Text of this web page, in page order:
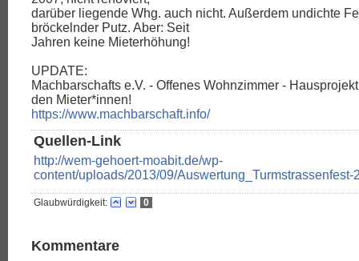
darüber liegende Whg. auch nicht. Außerdem undichte
bröckelnder Putz. Aber: Seit
Jahren keine Mieterhöhung!
UPDATE:
Machbarschafts e.V. - Offenes Wohnzimmer -
den Mieter*innen!
https://www.machbarschaft.info/
Quellen-Link
http://wem-gehoert-moabit.de/wp-
content/uploads/2013/09/Auswertung_Turmstrassenfest-
Glaubwürdigkeit: 0
Kommentare